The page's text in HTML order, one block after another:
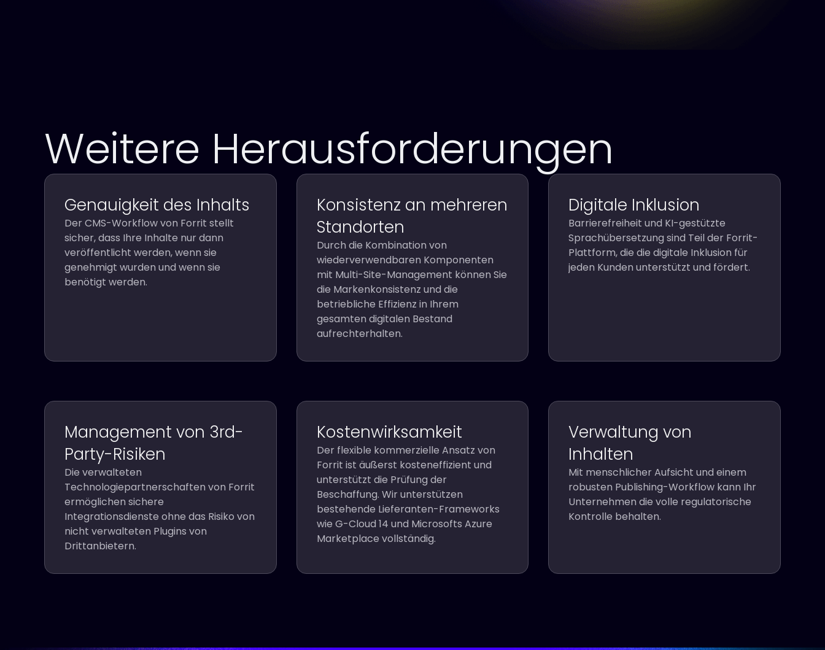
Weitere Herausforderungen
Genauigkeit des Inhalts
Der CMS-Workflow von Forrit stellt
sicher, dass Ihre Inhalte nur dann
veröffentlicht werden, wenn sie
genehmigt wurden und wenn sie
benötigt werden.
Konsistenz an mehreren
Standorten
Durch die Kombination von
wiederverwendbaren Komponenten
mit Multi-Site-Management können Sie
die Markenkonsistenz und die
betriebliche Effizienz in Ihrem
gesamten digitalen Bestand
aufrechterhalten.
Digitale Inklusion
Barrierefreiheit und KI-gestützte
Sprachübersetzung sind Teil der Forrit-
Plattform, die die digitale Inklusion für
jeden Kunden unterstützt und fördert.
Management von 3rd-
Party-Risiken
Die verwalteten
Technologiepartnerschaften von Forrit
ermöglichen sichere
Integrationsdienste ohne das Risiko von
nicht verwalteten Plugins von
Drittanbietern.
Kostenwirksamkeit
Der flexible kommerzielle Ansatz von
Forrit ist äußerst kosteneffizient und
unterstützt die Prüfung der
Beschaffung. Wir unterstützen
bestehende Lieferanten-Frameworks
wie G-Cloud 14 und Microsofts Azure
Marketplace vollständig.
Verwaltung von
Inhalten
Mit menschlicher Aufsicht und einem
robusten Publishing-Workflow kann Ihr
Unternehmen die volle regulatorische
Kontrolle behalten.